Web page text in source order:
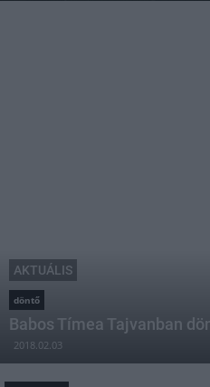
AKTUÁLIS
döntő
Babos Tímea Tajvanban
2018.02.03